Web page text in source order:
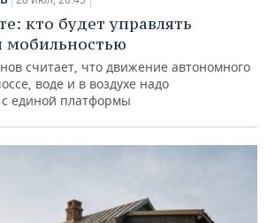
кто будет управлять
мобильностью
считает, что движение автономного
воде и в воздухе надо
единой платформы